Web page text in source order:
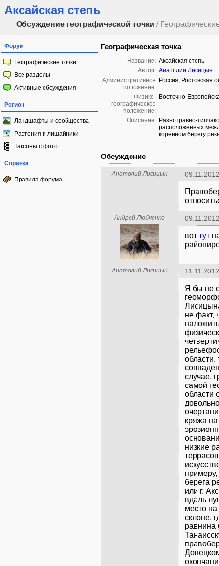
Аксайская степь
Обсуждение географической точки /
Форум
Географические точки
Все разделы
Активные обсуждения
Регион
Ландшафты и сообщества
Растения и лишайники
Таксоны с фото
Справка
Правила форума
Географическая точка
Название: Аксайская степь
Автор: Анатолий Лисицын
Административное
положение:
Россия, Ростовская
Физико-
географическое
положение:
Восточно-
Описание: Разнотравно-
расположенных
коренном берегу
Обсуждение
Анатолий Лисицын
Андрей Любченко
вот тут
Анатолий Лисицын
Я бы не
не факт,
области,
случае,
самой
области
кряжа
низкие
берега
или г.
вдаль
место
склоне,
равнина